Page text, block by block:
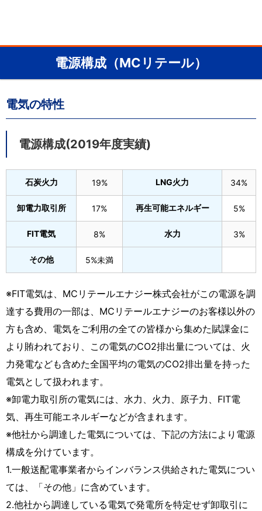
電源構成（MCリテール）
電気の特性
電源構成(2019年度実績)
石炭火力 19% LNG火力 34%
卸電力取引所 17% 再生可能エネルギー 5%
FIT電気 8% 水力 3%
その他 5%未満
※FIT電気は、MCリテールエナジー株式会社がこの電源を調
達する費用の一部は、MCリテールエナジーのお客様以外の
方も含め、電気をご利用の全ての皆様から集めた賦課金に
より賄われており、この電気のCO2排出量については、火
力発電なども含めた全国平均の電気のCO2排出量を持った
電気として扱われます。
※卸電力取引所の電気には、水力、火力、原子力、FIT電
気、再生可能エネルギーなどが含まれます。
※他社から調達した電気については、下記の方法により電源
構成を分けています。
1.一般送配電事業者からインバランス供給された電気につい
ては、「その他」に含めています。
2.他社から調達している電気で発電所を特定せず卸取引に